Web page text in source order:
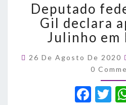
Gil
Dr.
em
Deputado
Gil declara
Julinho em
26 De Agosto De 2020
0
F T